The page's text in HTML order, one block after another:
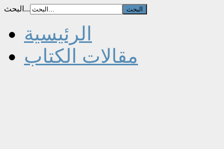
البحث...
الرئيسية
مقالات الكتاب